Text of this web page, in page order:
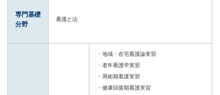
専門基礎
分野
看護と法
・地域・在宅看護論実習
・老年看護学実習
・周術期看護実習
・健康回復期看護実習